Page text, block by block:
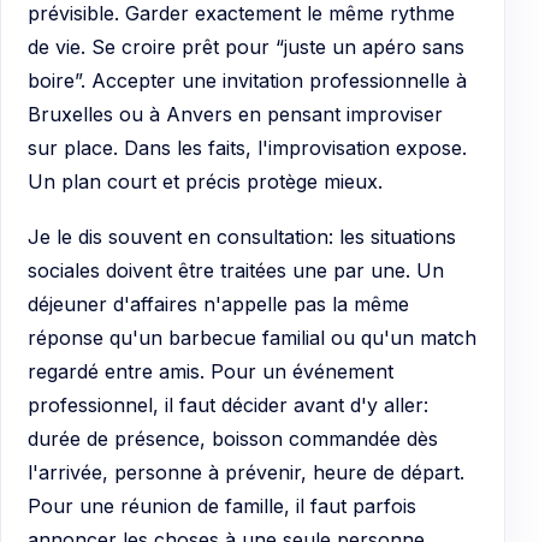
prévisible. Garder exactement le même rythme
de vie. Se croire prêt pour “juste un apéro sans
boire”. Accepter une invitation professionnelle à
Bruxelles ou à Anvers en pensant improviser
sur place. Dans les faits, l'improvisation expose.
Un plan court et précis protège mieux.
Je le dis souvent en consultation: les situations
sociales doivent être traitées une par une. Un
déjeuner d'affaires n'appelle pas la même
réponse qu'un barbecue familial ou qu'un match
regardé entre amis. Pour un événement
professionnel, il faut décider avant d'y aller:
durée de présence, boisson commandée dès
l'arrivée, personne à prévenir, heure de départ.
Pour une réunion de famille, il faut parfois